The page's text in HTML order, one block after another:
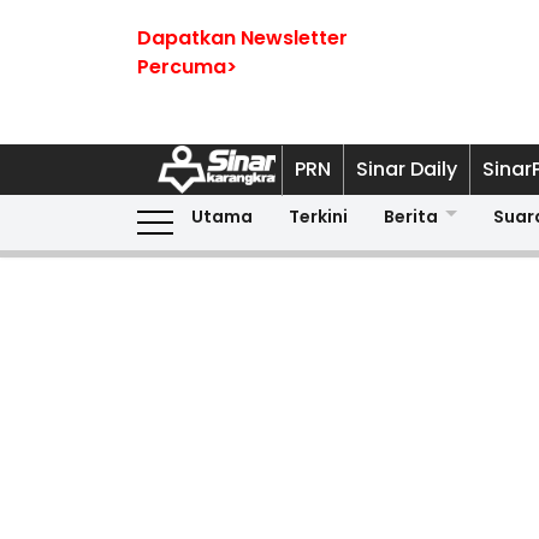
Dapatkan Newsletter
Percuma>
PRN Sinar Daily
Utama Terkini Berita